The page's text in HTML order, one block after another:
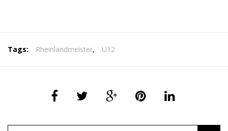
Tags: Rheinlandmeister, U12